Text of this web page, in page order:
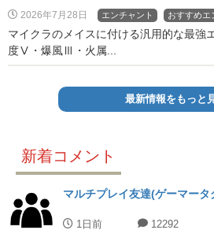
2026年7月28日 エンチャント おすすめエ
マイクラのメイスに付ける汎用的な最強
度Ⅴ・爆風Ⅲ・火属...
最新情報をもっと
新着コメント
マルチプレイ友達(ゲーマータ
1日前 12292